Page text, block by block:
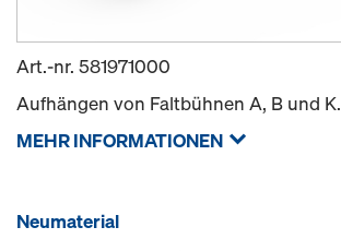
Art.-nr. 581971000
Aufhängen von Faltbühnen A, B und K.
MEHR INFORMATIONEN
Neumaterial